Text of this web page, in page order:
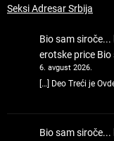
Seksi Adresar Srbija
Bio sam
erotske price Bio
6. avgust 2026.
[…] Deo Treći je
Bio sam